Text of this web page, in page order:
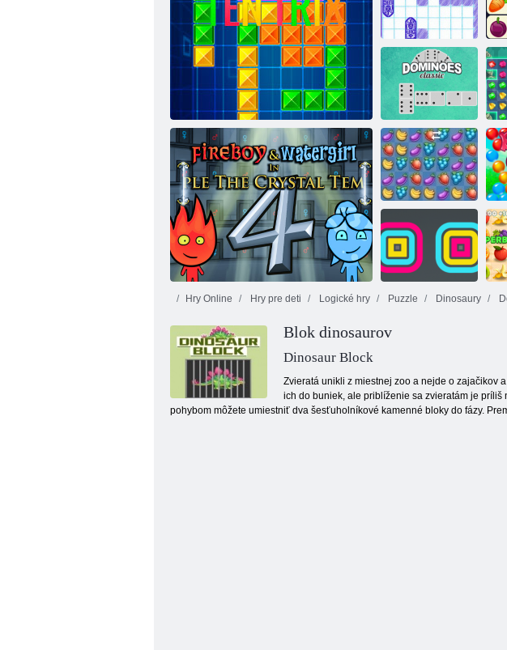
Tentriks
Mora boj
Klasické domino
Ovocie
Hry Online Hry pre deti Logické hry Puzzle Dinosaury
Blok dinosaurov
Dinosaur Block
Zvieratá unikli z miestnej zoo a nejde o zajačikov
ich do buniek, ale priblíženie sa zvieratám je
pohybom môžete umiestniť dva šesťuholníkové kamenné bloky do fázy.